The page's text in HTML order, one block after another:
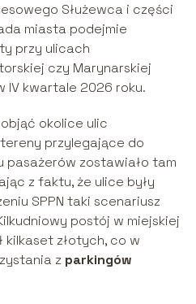
Służewca i części
miasta podejmie
przy ulicach
czy Marynarskiej
IV kwartale 2026 roku.
okolice ulic
tereny przylegające do
pasażerów zostawiało tam
z faktu, że ulice były
SPPN taki scenariusz
postój w miejskiej
złotych, co w
z parkingów